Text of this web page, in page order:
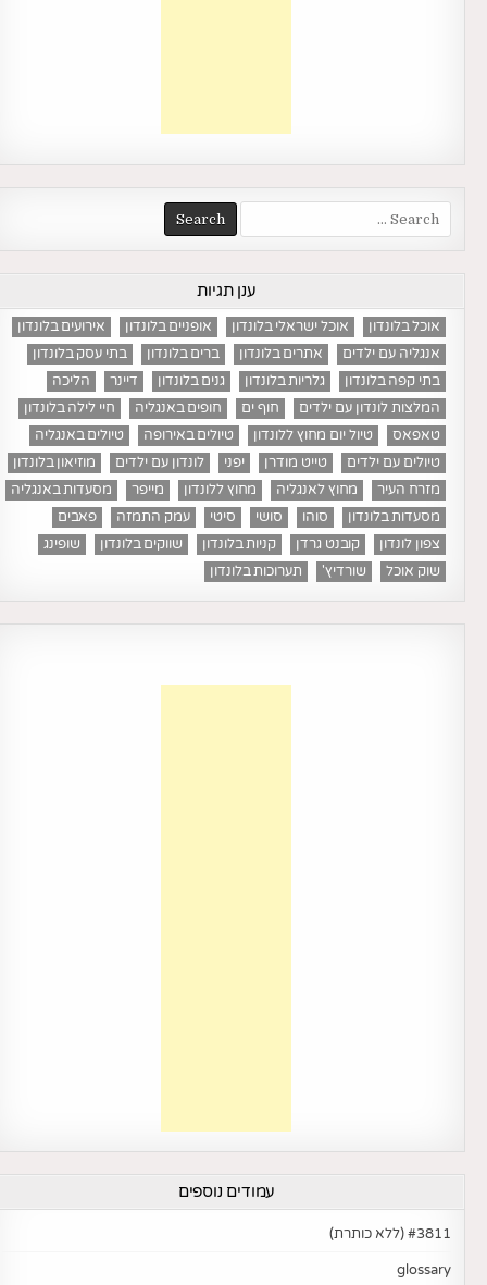
Search
ענן תגיות
אוכל בלונדון אוכל ישראלי בלונדון אופניים בלונדון
אירועים בלונדון
אנגליה עם ילדים
אתרים בלונדון ברים בלונדון
בתי עסק בלונדון
בתי קפה בלונדון
גלריות בלונדון גנים בלונדון דיינר
הליכה
המלצות לונדון עם ילדים
חוף ים חופים באנגליה
חיי לילה בלונדון
טאפאס
טיול יום מחוץ ללונדון טיולים באירופה
טיולים באנגליה
טיולים עם ילדים
טייט מודרן יפני לונדון עם ילדים
מוזיאון בלונדון
מזרח העיר
מחוץ לאנגליה מחוץ ללונדון מייפר
מסעדות באנגליה
מסעדות בלונדון
סוהו סושי סיטי עמק התמזה
פאבים
צפון לונדון
קובנט גרדן קניות בלונדון שווקים בלונדון
שופינג
שוק אוכל
שורדיץ' תערוכות בלונדון
עמודים נוספים
#3811 (ללא כותרת)
glossary